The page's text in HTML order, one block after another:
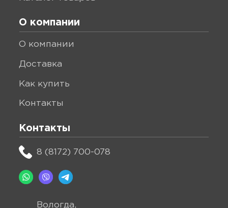
О компании
о компании
доставка
как купить
контакты
Контакты
8 (8172) 700-078
Вологда,